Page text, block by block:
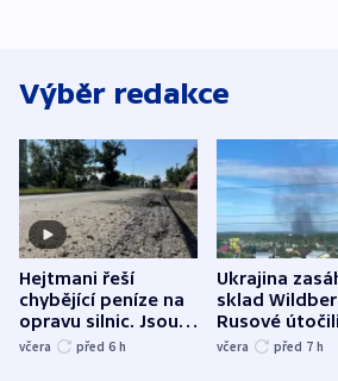
Výběr redakce
Hejtmani řeší
chybějící peníze na
opravu silnic. Jsou
nenárokové, namítá
včera před 6 h
Ukrajina
sklad
Rusové
trh, hasiče či
včera před 7 h